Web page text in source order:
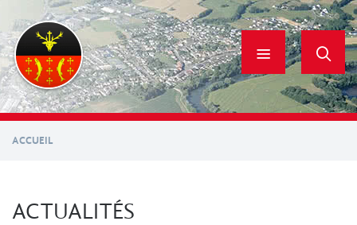
contenu
principal
ACCUEIL
ACTUALITÉS